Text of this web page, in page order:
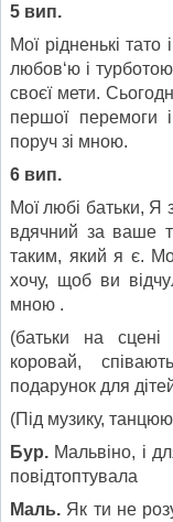
5 вип.
Мої рідненькі
любов‘ю і
своєї мети.
першої перемоги
поруч зі мною.
6 вип.
Мої любі батьки, Я
вдячний за ваше
таким, який я є.
хочу, щоб ви
мною .
(батьки на сцені
коровай,
подарунок для
(Під музику,
Бур. Мальвіно, і
повідтоптувала
Маль. Як ти не